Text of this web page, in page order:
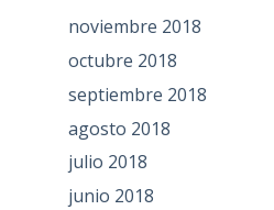
noviembre 2018
octubre 2018
septiembre 2018
agosto 2018
julio 2018
junio 2018